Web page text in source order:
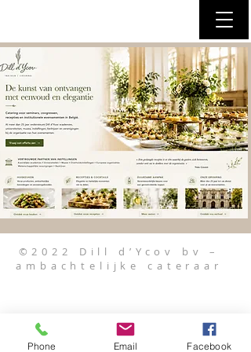
©2022 Dill d’Ycov bv –
ambachtelijke cateraar
Phone Email Facebook